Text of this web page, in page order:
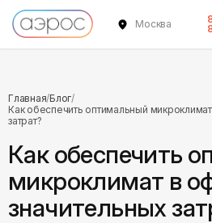
Москва
Главная/Блог/
Как обеспечить оптимальный
затрат?
Как обеспечить
микроклимат в
значительных